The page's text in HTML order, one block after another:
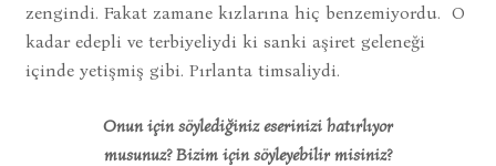
zengindi. Fakat zamane kızlarına hiç benzemiyordu. O
kadar edepli ve terbiyeliydi ki sanki aşiret geleneği
içinde yetişmiş gibi. Pırlanta timsaliydi.
Onun için söylediğiniz eserinizi hatırlıyor
musunuz? Bizim için söyleyebilir misiniz?